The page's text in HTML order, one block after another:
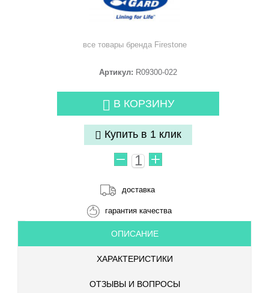
все товары бренда Firestone
Артикул: R09300-022
В КОРЗИНУ
Купить в 1 клик
доставка
гарантия качества
ОПИСАНИЕ
ХАРАКТЕРИСТИКИ
ОТЗЫВЫ И ВОПРОСЫ